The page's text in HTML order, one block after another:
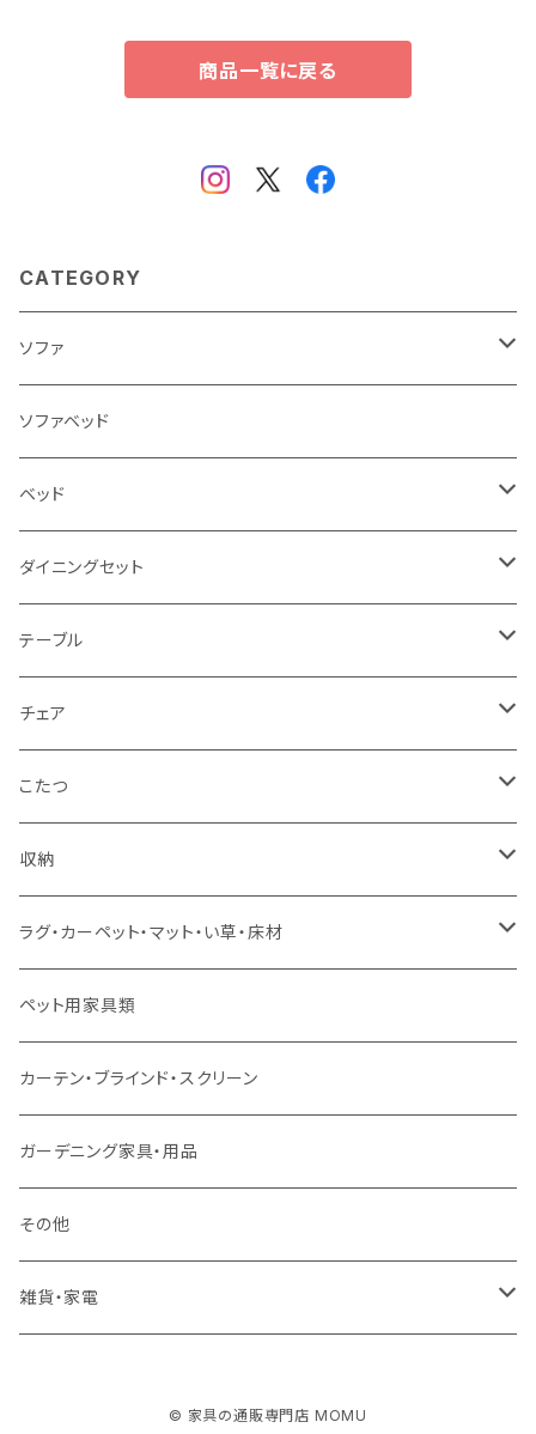
商品一覧に戻る
CATEGORY
ソファ
3人掛け
2.5人掛け
2人掛け
1人掛け
カウチソファ
コーナーソファ
ソファセット
スツール・オットマン
ソファ付属品
クッション・座椅子
ソファベッド
ベッド
シングルサイズ以下（フレームのみ）
セミダブルサイズ（フレームのみ）
ダブルサイズ（フレームのみ）
ワイドダブルサイズ以上（フレームのみ）
シングルサイズ以下（マットレス付）
セミダブルサイズ（マットレス付）
ダブルサイズ（マットレス付）
ダブルサイズ以上（マットレス付）
ロフトベッド
二段ベッド
マットレス
ダイニングセット
ダイニング3点セット以下
ダイニング4点セット
ダイニング5点・6点セット
ダイニング7点セット以上
テーブル
センターテーブル
ダイニングテーブル
カウンターテーブル
リフティングテーブル
サイドテーブル・コーヒーテーブル
デスク
チェア
ダイニングチェア
カウンターチェア
キッズチェア
オフィスチェア・ゲーミングチェア
ダイニングベンチ・スツール
こたつ
こたつテーブル
こたつ布団
コタツ・布団セット
収納
本棚・シェルフ
食器棚・収納庫
レンジ台・カウンター
ラック
TVボード
キャビネット・飾り棚
ラグ・カーペット・マット・い草・床材
マット・フロアタイル
ラグ
カーペット
ペット用家具類
カーテン・ブラインド・スクリーン
ガーデニング家具・用品
その他
雑貨・家電
© 家具の通販専門店 MOMU